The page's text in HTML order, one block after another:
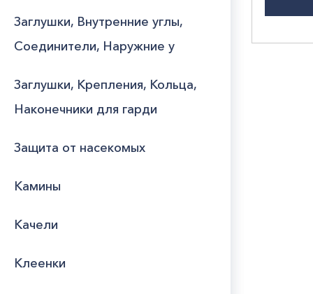
Заглушки, Внутренние углы,
Соединители, Наружние у
Заглушки, Крепления, Кольца,
Наконечники для гарди
Защита от насекомых
Камины
Качели
Клеенки